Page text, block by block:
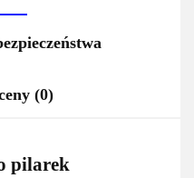
(0)
pilarek